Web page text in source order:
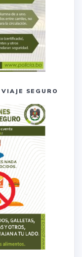
SEGURO